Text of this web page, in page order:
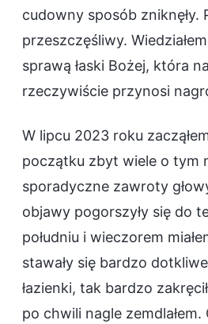
cudowny sposób zniknęły.
przeszczęśliwy.
sprawą łaski Bożej, która
rzeczywiście przynosi
W lipcu 2023 roku
początku zbyt wiele o tym
sporadyczne zawroty
objawy pogorszyły się do
południu i wieczorem
stawały się bardzo
łazienki, tak bardzo
po chwili nagle zemdlałem.